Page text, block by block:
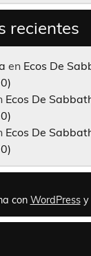
recientes
en Ecos De
Ecos De
Ecos De
con WordPressy